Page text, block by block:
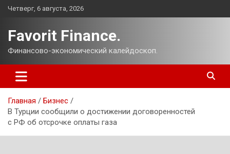
Перейти
Четверг, 6 августа, 2026
Favorit Finance.
Финансово-экономический калейдоскоп.
Главная
Бизнес
В Турции сообщили о достижении договоренностей
с РФ об отсрочке оплаты газа